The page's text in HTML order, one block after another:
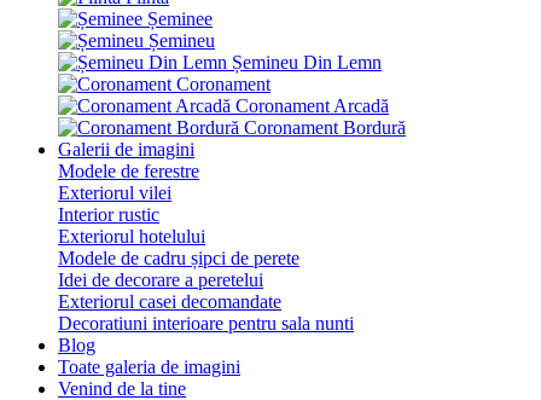
Șeminee
Șemineu
Șemineu Din Lemn
Coronament
Coronament Arcadă
Coronament Bordură
Galerii de imagini
Modele de ferestre
Exteriorul vilei
Interior rustic
Exteriorul hotelului
Modele de cadru șipci de perete
Idei de decorare a peretelui
Exteriorul casei decomandate
Decoratiuni interioare pentru sala nunti
Blog
Toate galeria de imagini
Venind de la tine